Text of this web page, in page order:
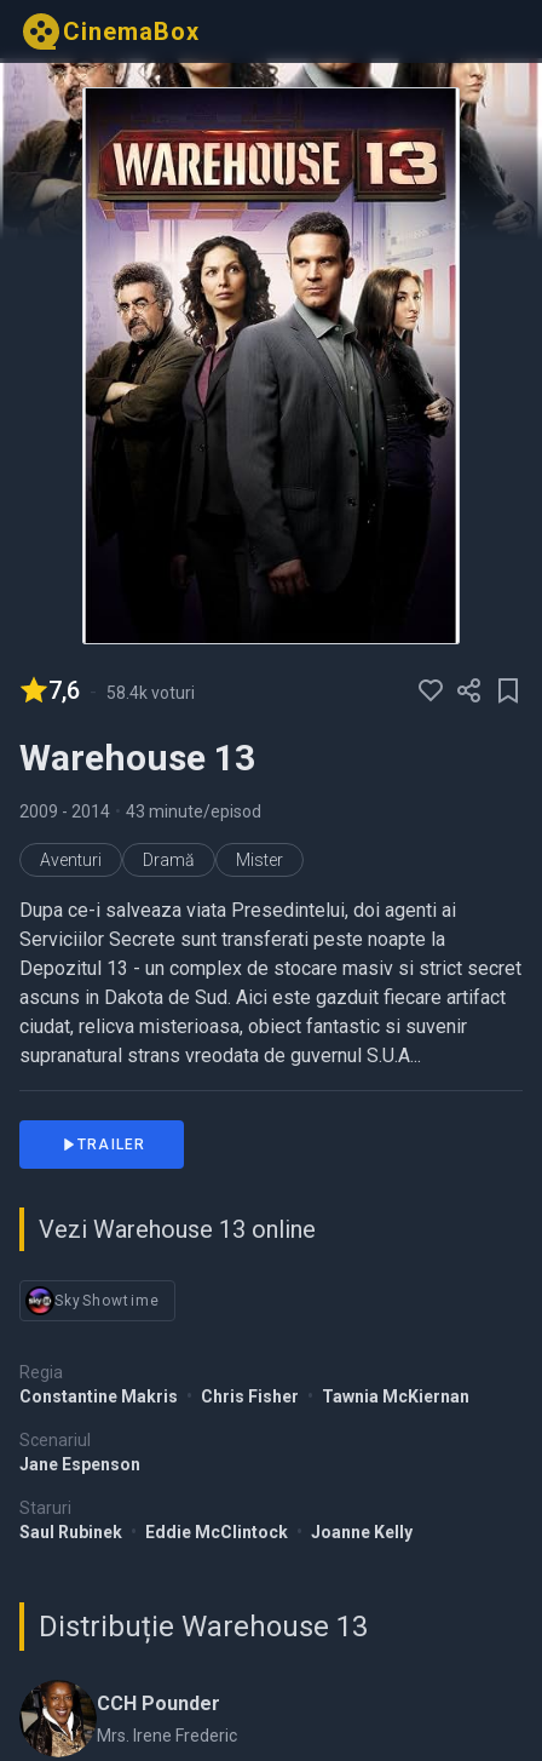
CinemaBox
7,6 - 58.4k voturi
Warehouse 13
2009 - 2014 • 43 minute/episod
Aventuri Dramă Mister
Dupa ce-i salveaza viata Presedintelui, doi agenti ai
Serviciilor Secrete sunt transferati peste noapte la
Depozitul 13 - un complex de stocare masiv si strict secret
ascuns in Dakota de Sud. Aici este gazduit fiecare artifact
ciudat, relicva misterioasa, obiect fantastic si suvenir
supranatural strans vreodata de guvernul S.U.A...
Regia
Constantine Makris • Chris Fisher • Tawnia McKiernan
Scenariul
Jane Espenson
Staruri
Saul Rubinek • Eddie McClintock • Joanne Kelly
TRAILER
Vezi Warehouse 13 online
SkyShowtime
Distribuție Warehouse 13
CCH Pounder
Mrs. Irene Frederic